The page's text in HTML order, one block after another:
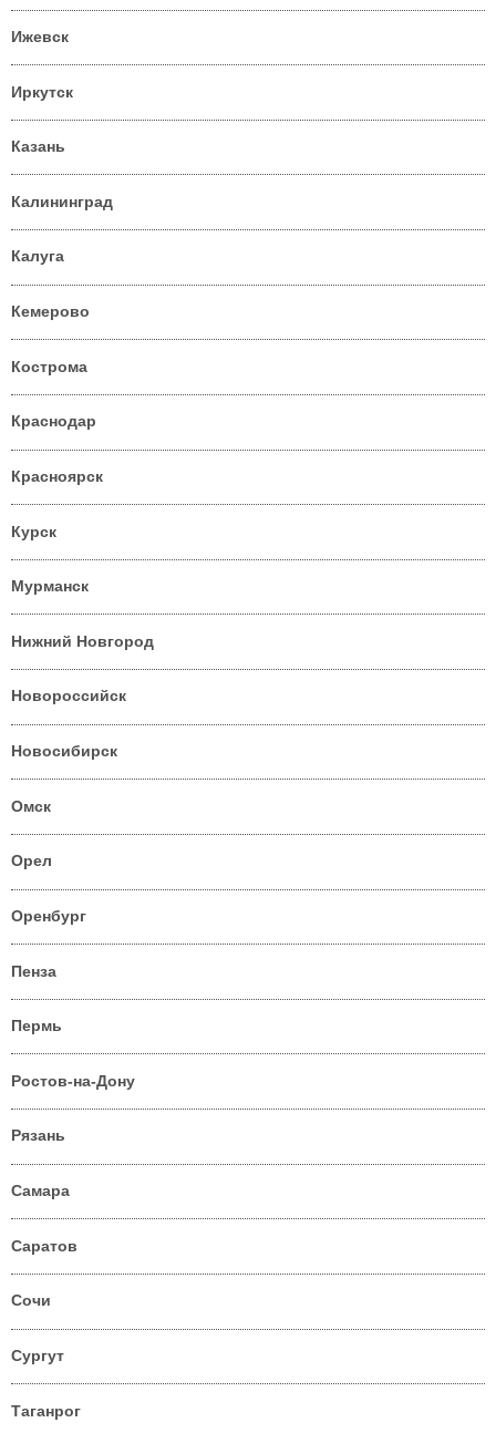
Ижевск
Иркутск
Казань
Калининград
Калуга
Кемерово
Кострома
Краснодар
Красноярск
Курск
Мурманск
Нижний Новгород
Новороссийск
Новосибирск
Омск
Орел
Оренбург
Пенза
Пермь
Ростов-на-Дону
Рязань
Самара
Саратов
Сочи
Сургут
Таганрог